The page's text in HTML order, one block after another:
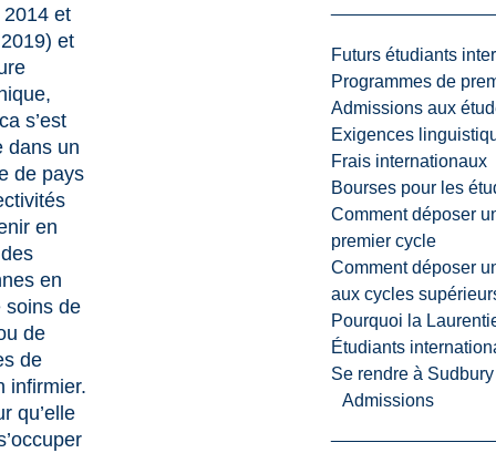
Futurs étudiants
Programmes de
Admissions aux
Exigences
Frais internationaux
Bourses pour les
Comment déposer
premier cycle
Comment déposer
aux cycles
Pourquoi la
Étudiants
Se rendre à Sudbury
Admissions
et
et
s’est
dans un
de pays
en
en
soins de
de
de
infirmier.
qu’elle